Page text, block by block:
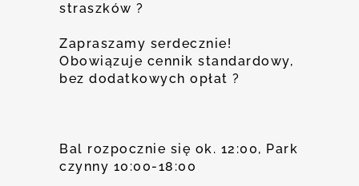
straszków ?
Zapraszamy serdecznie!
Obowiązuje cennik standardowy,
bez dodatkowych opłat ?
Bal rozpocznie się ok. 12:00, Park
czynny 10:00-18:00